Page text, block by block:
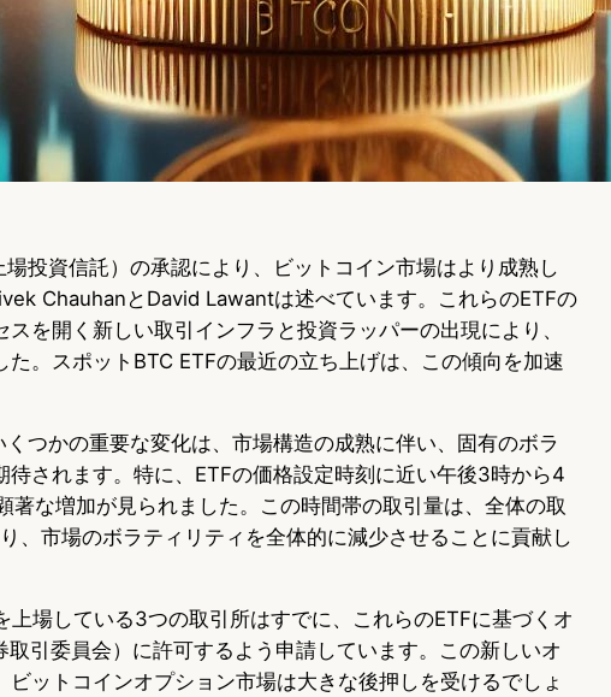
投資信託）の承認により、ビットコイン市場はより成熟し
ChauhanとDavid Lawantは述べています。これらのETFの
を開く新しい取引インフラと投資ラッパーの出現により、
た。スポットBTC ETFの最近の立ち上げは、この傾向を加速
つかの重要な変化は、市場構造の成熟に伴い、固有のボラ
待されます。特に、ETFの価格設定時刻に近い午後3時から4
著な増加が見られました。この時間帯の取引量は、全体の取
、市場のボラティリティを全体的に減少させることに貢献し
上場している3つの取引所はすでに、これらのETFに基づくオ
引委員会）に許可するよう申請しています。この新しいオ
ットコインオプション市場は大きな後押しを受けるでしょ